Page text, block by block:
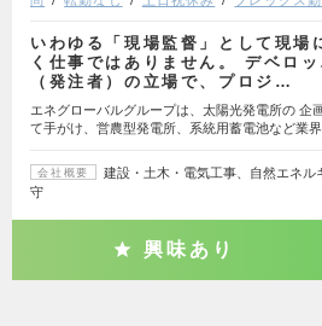
いわゆる「現場監督」として現場
く仕事ではありません。 デベロッ
（発注者）の立場で、プロジ…
エネグローバルグループは、太陽光発電所の 企
て手がけ、営農型発電所、系統用蓄電池など業
会社概要
建設・土木・電気工事、自然エネ
守
興味あり